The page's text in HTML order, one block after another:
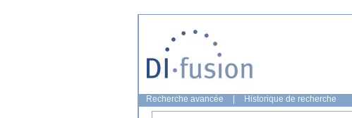
Recherche avancée Historique de recherche